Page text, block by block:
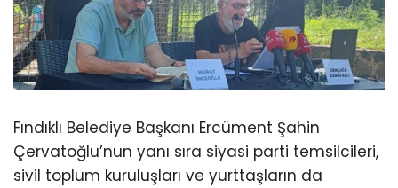
Fındıklı Belediye Başkanı Ercüment Şahin
Çervatoğlu’nun yanı sıra siyasi parti temsilcileri,
sivil toplum kuruluşları ve yurttaşların da